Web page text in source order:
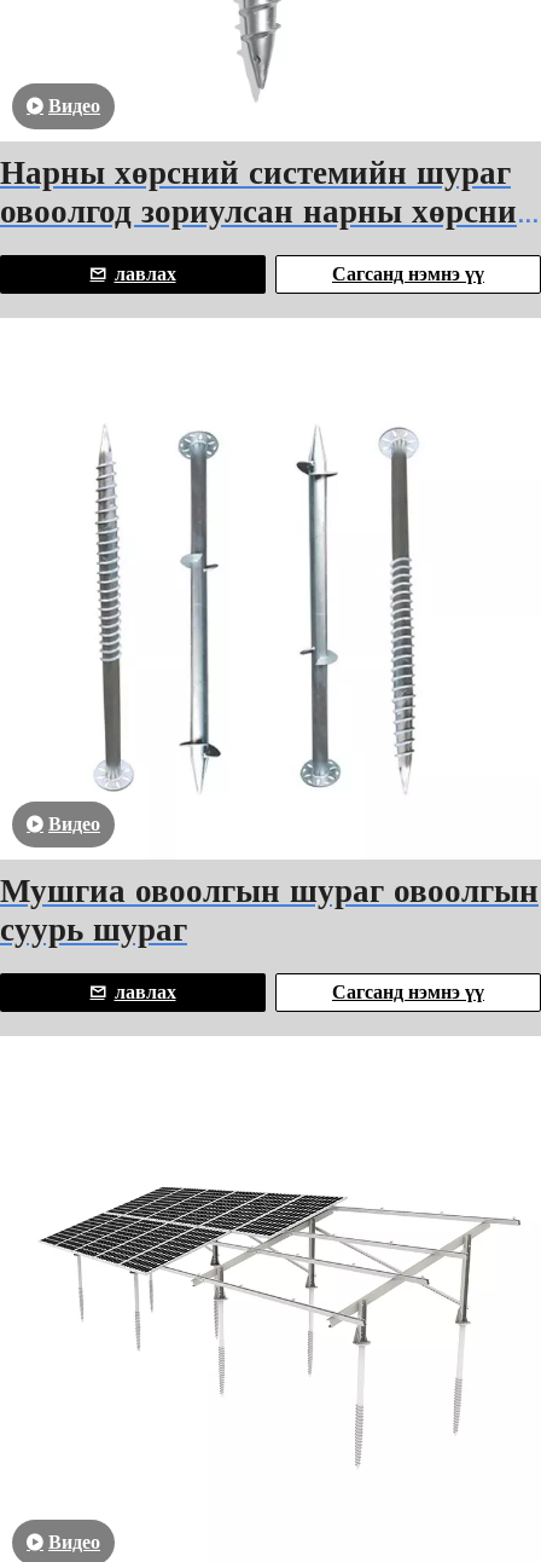
Видео
Нарны хөрсний системийн шураг
овоолгод зориулсан нарны хөрсний
шураг
лавлах Сагсанд нэмнэ үү
Видео
Мушгиа овоолгын шураг овоолгын
суурь шураг
лавлах Сагсанд нэмнэ үү
Видео